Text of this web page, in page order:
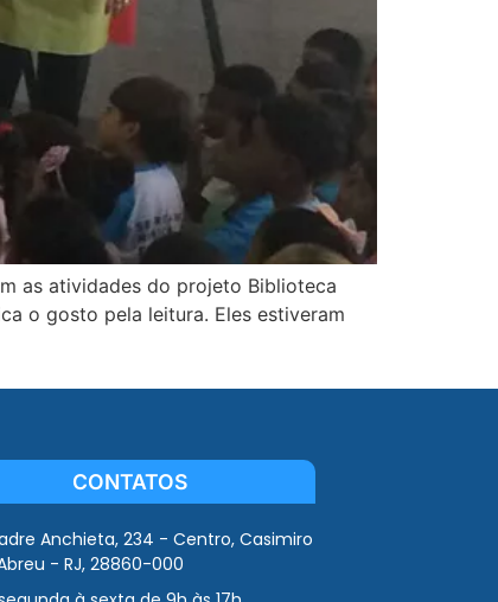
as atividades do projeto Biblioteca
o gosto pela leitura. Eles estiveram
CONTATOS
Anchieta, 234 - Centro, Casimiro
- RJ, 28860-000